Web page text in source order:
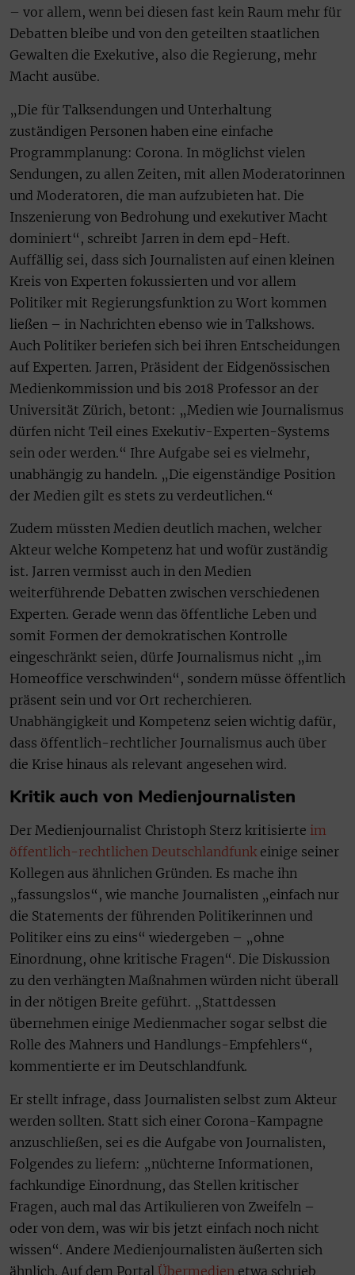
– vor allem, wenn bei diesen fast kein Raum mehr für
Debatten bleibe und von den geteilten staatlichen
Gewalten die Exekutive, also die Regierung, mehr
Macht ausübe.
„Die für Talksendungen und Unterhaltung
zuständigen Personen haben eine einfache
Programmplanung: Corona. In möglichst vielen
Sendungen, zu allen Zeiten, mit allen Moderatorinnen
und Moderatoren, die man aufzubieten hat. Die
Inszenierung von Bedrohung und exekutiver Macht
dominiert“, schreibt Jarren in dem epd-Heft.
Auffällig sei, dass sich Journalisten auf einen kleinen
Kreis von Experten fokussierten und vor allem
Politiker mit Regierungsfunktion zu Wort kommen
ließen – in Nachrichten ebenso wie in Talkshows.
Auch Politiker beriefen sich bei ihren Entscheidungen
auf Experten. Jarren, Präsident der Eidgenössischen
Medienkommission und bis 2018 Professor an der
Universität Zürich, betont: „Medien wie Journalismus
dürfen nicht Teil eines Exekutiv-Experten-Systems
sein oder werden.“ Ihre Aufgabe sei es vielmehr,
unabhängig zu handeln. „Die eigenständige Position
der Medien gilt es stets zu verdeutlichen.“
Zudem müssten Medien deutlich machen, welcher
Akteur welche Kompetenz hat und wofür zuständig
ist. Jarren vermisst auch in den Medien
weiterführende Debatten zwischen verschiedenen
Experten. Gerade wenn das öffentliche Leben und
somit Formen der demokratischen Kontrolle
eingeschränkt seien, dürfe Journalismus nicht „im
Homeoffice verschwinden“, sondern müsse öffentlich
präsent sein und vor Ort recherchieren.
Unabhängigkeit und Kompetenz seien wichtig dafür,
dass öffentlich-rechtlicher Journalismus auch über
die Krise hinaus als relevant angesehen wird.
Kritik auch von Medienjournalisten
Der Medienjournalist Christoph Sterz kritisierte im
öffentlich-rechtlichen Deutschlandfunkeinige seiner
Kollegen aus ähnlichen Gründen. Es mache ihn
„fassungslos“, wie manche Journalisten „einfach nur
die Statements der führenden Politikerinnen und
Politiker eins zu eins“ wiedergeben – „ohne
Einordnung, ohne kritische Fragen“. Die Diskussion
zu den verhängten Maßnahmen würden nicht überall
in der nötigen Breite geführt. „Stattdessen
übernehmen einige Medienmacher sogar selbst die
Rolle des Mahners und Handlungs-Empfehlers“,
kommentierte er im Deutschlandfunk.
Er stellt infrage, dass Journalisten selbst zum Akteur
werden sollten. Statt sich einer Corona-Kampagne
anzuschließen, sei es die Aufgabe von Journalisten,
Folgendes zu liefern: „nüchterne Informationen,
fachkundige Einordnung, das Stellen kritischer
Fragen, auch mal das Artikulieren von Zweifeln –
oder von dem, was wir bis jetzt einfach noch nicht
wissen“. Andere Medienjournalisten äußerten sich
ähnlich. Auf dem Portal Übermedien etwa schrieb